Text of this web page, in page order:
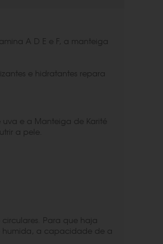
A D E e F, a manteiga
e hidratantes repara
uva e a Manteiga de Karité
a pele.
Para que haja
humida, a capacidade de a